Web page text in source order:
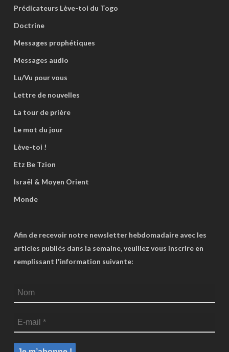
Prédicateurs Lève-toi du Togo
Doctrine
Messages prophétiques
Messages audio
Lu/Vu pour vous
Lettre de nouvelles
La tour de prière
Le mot du jour
Lève-toi !
Etz Be Tzion
Israël & Moyen Orient
Monde
Afin de recevoir notre newsletter hebdomadaire avec les
articles publiés dans la semaine, veuillez vous inscrire en
remplissant l'information suivante: